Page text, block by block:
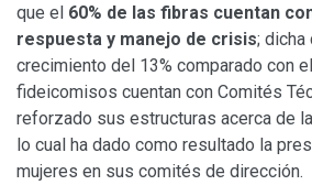
que el 60% de las fibras cuentan
respuesta y manejo de crisis; dicha
crecimiento del 13% comparado con
fideicomisos cuentan con Comités
reforzado sus estructuras acerca de
lo cual ha dado como resultado la
mujeres en sus comités de dirección.